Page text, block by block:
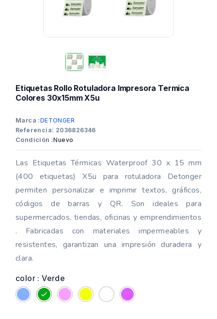
Etiquetas Rollo Rotuladora Impresora Termica
Colores 30x15mm X5u
Marca :DETONGER
Referencia: 2036826346
Condición :Nuevo
Las Etiquetas Térmicas Waterproof 30 x 15 mm
(400 etiquetas) X5u para rotuladora Detonger
permiten personalizar e imprimir textos, gráficos,
códigos de barras y QR. Son ideales para
supermercados, tiendas, oficinas y emprendimientos
. Fabricadas con materiales impermeables y
resistentes, garantizan una impresión duradera y
clara.
color : Verde
Azul VerdeRosa AmarilloBlancoVioleta